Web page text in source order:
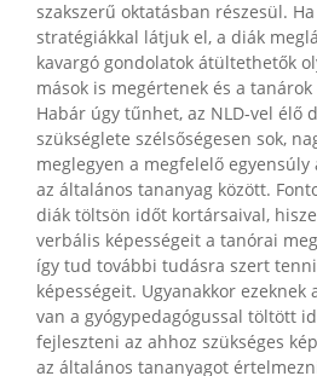
szakszerű oktatásban részesül.
stratégiákkal látjuk el, a diák
kavargó gondolatok átültethetők
mások is megértenek és a
Habár úgy tűnhet, az NLD-vel élő
szükséglete szélsőségesen sok,
meglegyen a megfelelő egyensúly
az általános tananyag között.
diák töltsön időt kortársaival,
verbális képességeit a tanórai
így tud további tudásra szert
képességeit. Ugyanakkor ezeknek
van a gyógypedagógussal töltött
fejleszteni az ahhoz szükséges
az általános tananyagot